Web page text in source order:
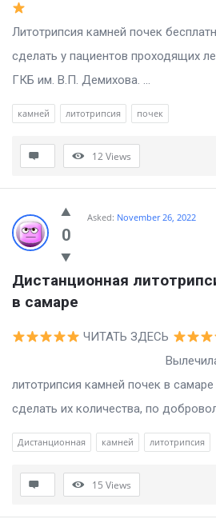
Литотрипсия камней почек
сделать у пациентов проходящих
ГКБ им. В.П. Демихова. ...
камней литотрипсия почек
12Views
0
Asked: November 26, 2022
Дистанционная
в самаре
ЧИТАТЬ ЗДЕСЬ
Вылечила!
литотрипсия камней почек в
сделать их количества, по
Дистанционная камней литотрипсия
15 Views